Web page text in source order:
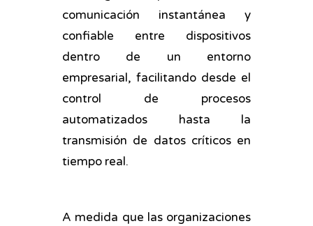
comunicación instantánea y
confiable entre dispositivos
dentro de un entorno
empresarial, facilitando desde el
control de procesos
automatizados hasta la
transmisión de datos críticos en
tiempo real.
A medida que las organizaciones